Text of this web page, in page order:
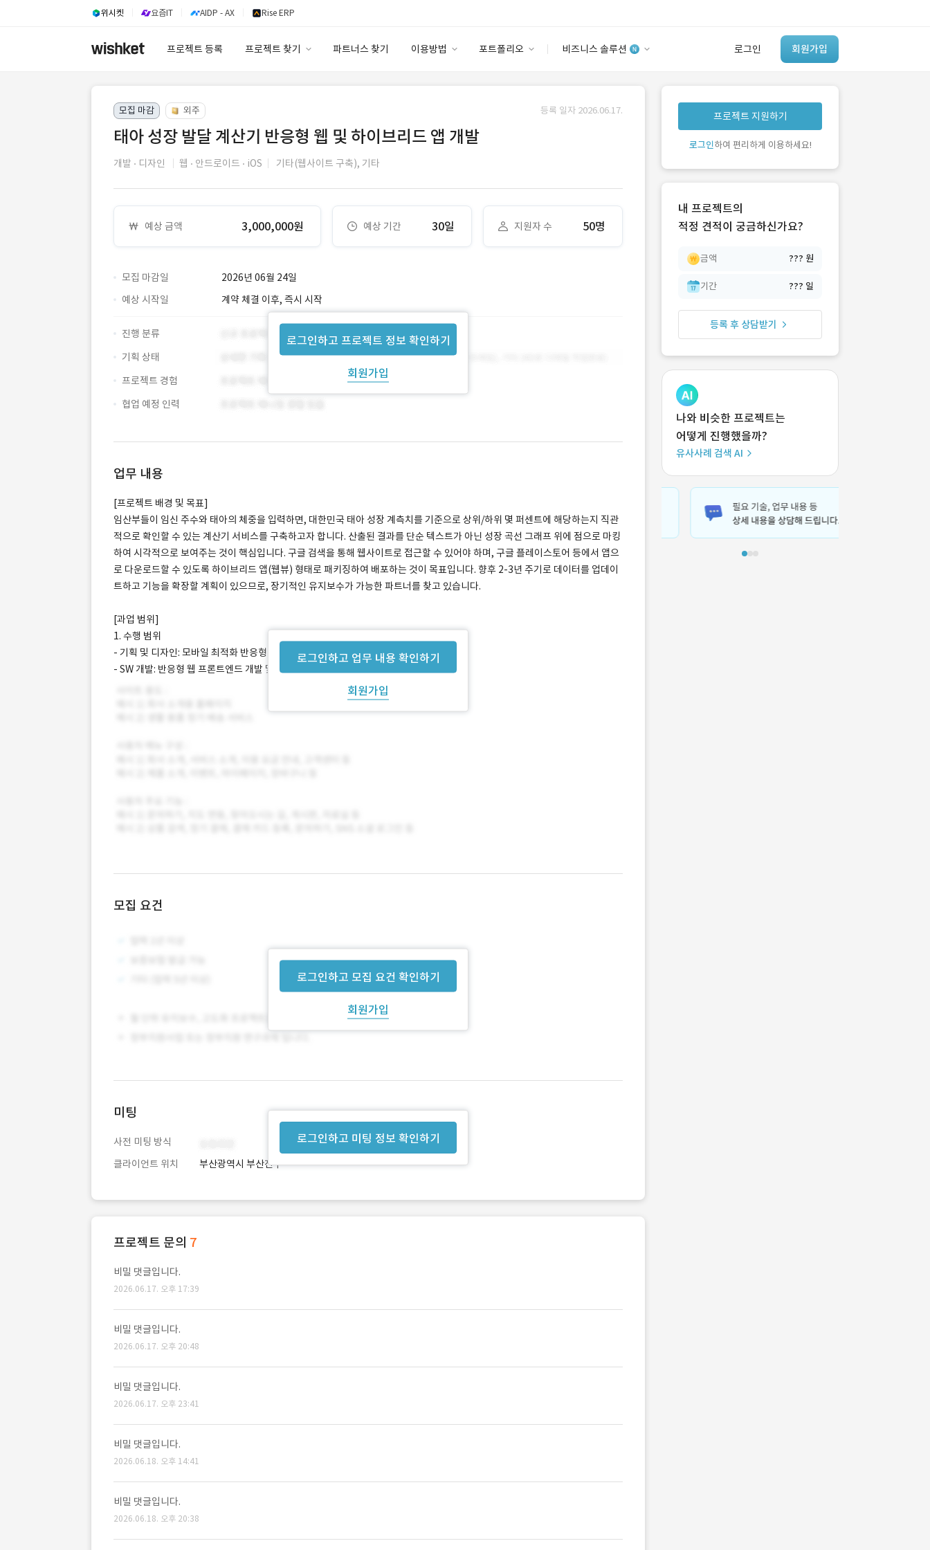
위시켓 요즘IT AIDP - AX Rise ERP
프로젝트 등록 프로젝트 찾기 파트너스 찾기 이용방법 포트폴리오 비즈니스 솔루션 로그인 회원가입
이용요금
고객센터
안심 코드 케어
유사사례 검색 AI
‘이런 거’ 만들어본
개발 회사 있어?
모집 마감 외주 등록 일자 2026.06.17.
태아 성장 발달 계산기 반응형 웹 및 하이브리드 앱 개발
개발 디자인 웹 안드로이드 iOS 기타(웹사이트 구축), 기타
예상 금액 3,000,000원 예상 기간 30일 지원자 수 50명
모집 마감일 2026년 06월 24일
로그인하고 프로젝트 정보 확인하기
회원가입
예상 시작일 계약 체결 이후, 즉시 시작
진행 분류
기획 상태
프로젝트 경험
협업 예정 인력
업무 내용
로그인하고 업무 내용 확인하기
회원가입
[프로젝트 배경 및 목표]
임산부들이 임신 주수와 태아의 체중을 입력하면, 대한민국 태아 성장 계측치를 기준으로 상위/하위 몇 퍼센트에 해당하는지 직관
적으로 확인할 수 있는 계산기 서비스를 구축하고자 합니다. 산출된 결과를 단순 텍스트가 아닌 성장 곡선 그래프 위에 점으로 마킹
하여 시각적으로 보여주는 것이 핵심입니다. 구글 검색을 통해 웹사이트로 접근할 수 있어야 하며, 구글 플레이스토어 등에서 앱으
로 다운로드할 수 있도록 하이브리드 앱(웹뷰) 형태로 패키징하여 배포하는 것이 목표입니다. 향후 2-3년 주기로 데이터를 업데이
트하고 기능을 확장할 계획이 있으므로, 장기적인 유지보수가 가능한 파트너를 찾고 있습니다.
[과업 범위]
1. 수행 범위
- 기획 및 디자인: 모바일 최적화 반응형 웹 UI/UX 기획 및 성장 곡선 그래프 디자인
- SW 개발: 반응형 웹 프론트엔드 개발 및 백분위 산출 로직 구현
모집 요건
로그인하고 모집 요건 확인하기
회원가입
로그인하고 미팅 정보 확인하기
미팅
사전 미팅 방식
클라이언트 위치
부산광역시 부산진구
프로젝트 문의 7
비밀 댓글입니다.
2026.06.17. 오후 17:39
비밀 댓글입니다.
2026.06.17. 오후 20:48
비밀 댓글입니다.
2026.06.17. 오후 23:41
비밀 댓글입니다.
2026.06.18. 오후 14:41
비밀 댓글입니다.
2026.06.18. 오후 20:38
프로젝트 지원하기
로그인하여 편리하게 이용하세요!
내 프로젝트의
적정 견적이 궁금하신가요?
금액 ??? 원
기간 ??? 일
등록 후 상담받기
나와 비슷한 프로젝트는
어떻게 진행했을까?
유사사례 검색 AI